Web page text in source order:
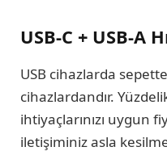
USB-C + USB-A
USB cihazlarda
cihazlardandır.
ihtiyaçlarınızı uygun
iletişiminiz asla